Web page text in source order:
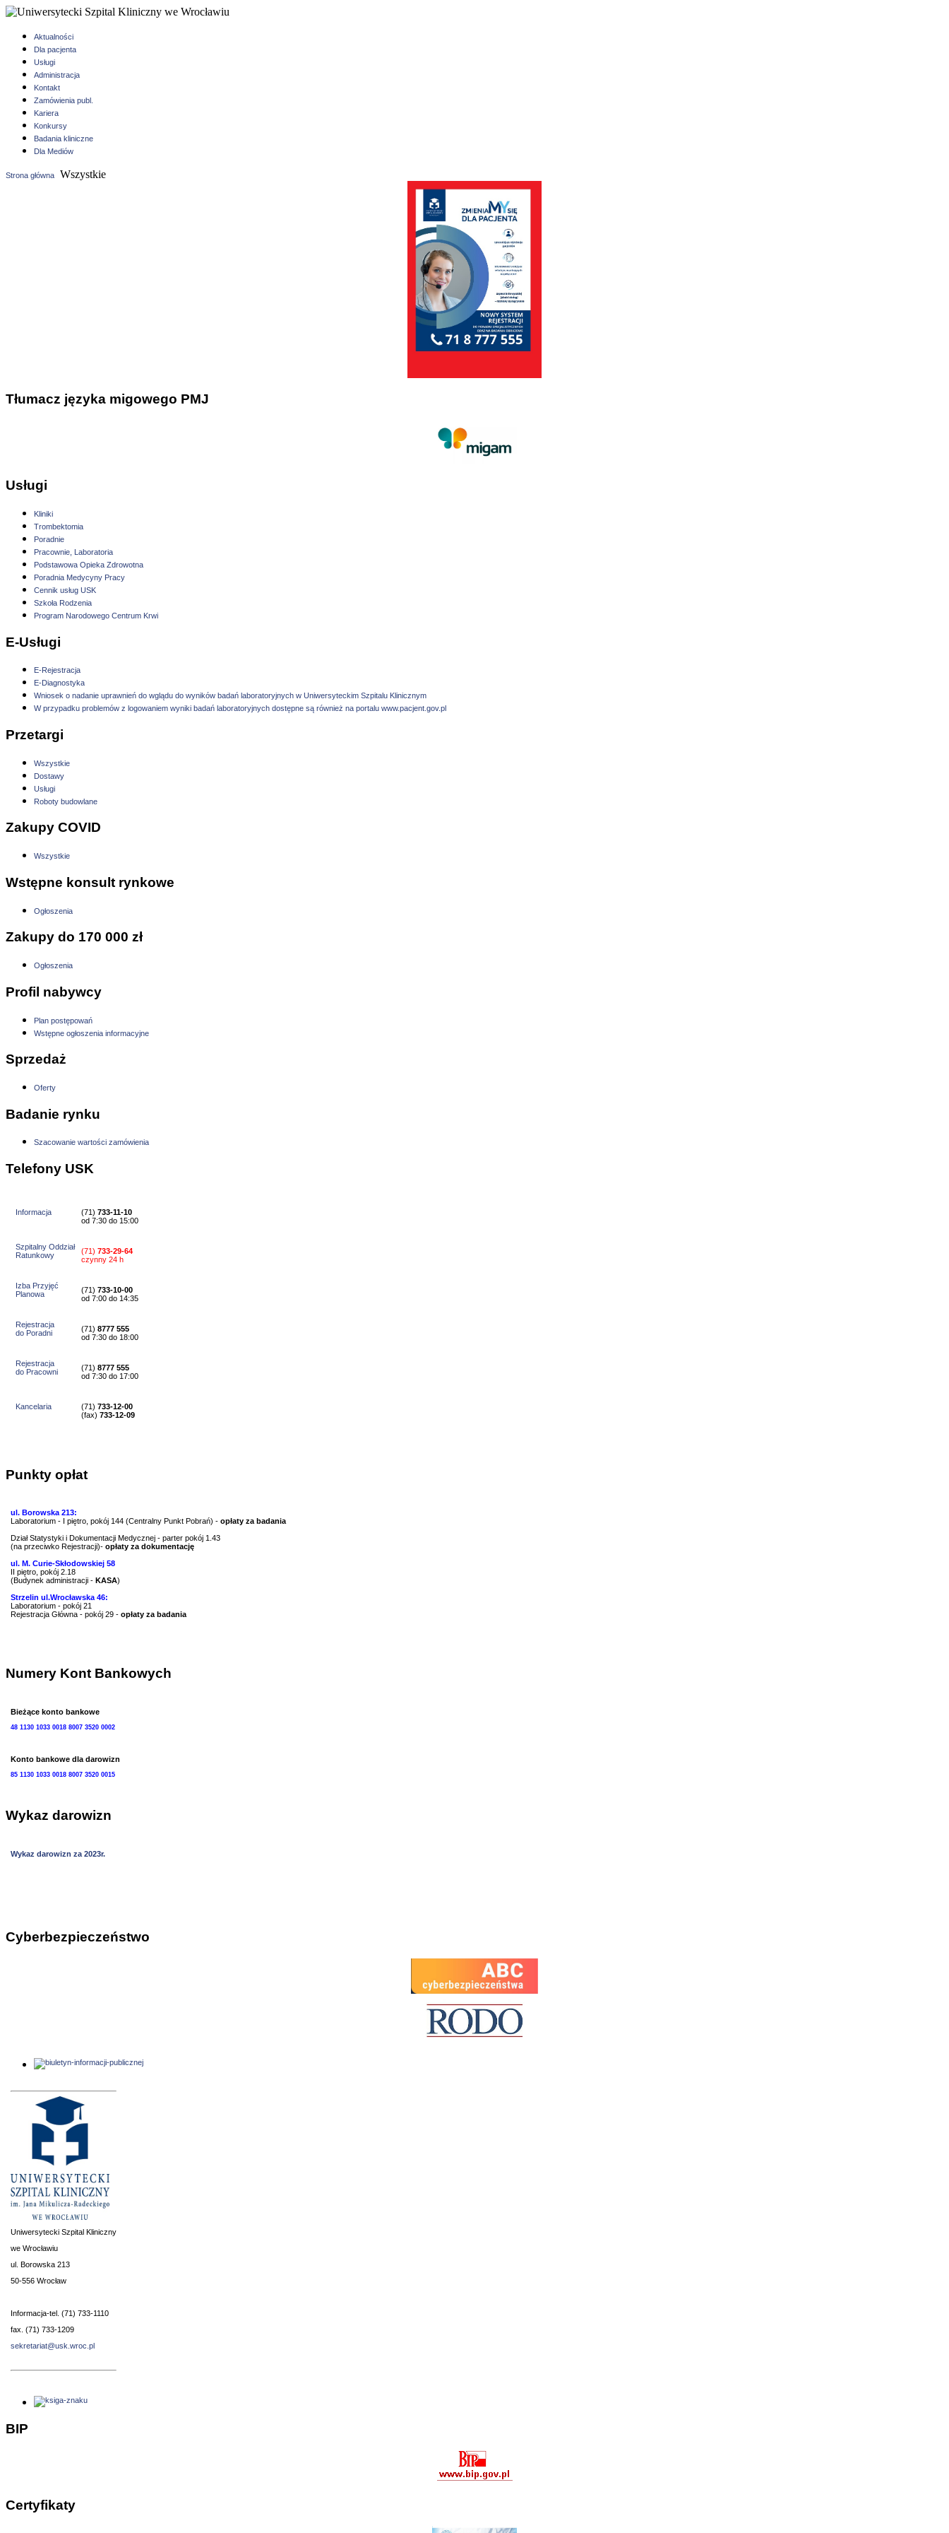
Aktualności
Dla pacjenta
Usługi
Administracja
Kontakt
Zamówienia publ.
Kariera
Konkursy
Badania kliniczne
Dla Mediów
Strona główna Wszystkie
Tłumacz języka migowego PMJ
Usługi
Kliniki
Trombektomia
Poradnie
Pracownie, Laboratoria
Podstawowa Opieka Zdrowotna
Poradnia Medycyny Pracy
Cennik usług USK
Szkoła Rodzenia
Program Narodowego Centrum Krwi
E-Usługi
E-Rejestracja
E-Diagnostyka
Wniosek o nadanie uprawnień do wglądu do wyników badań laboratoryjnych w Uniwersyteckim Szpitalu Klinicznym
W przypadku problemów z logowaniem wyniki badań laboratoryjnych dostępne są również na portalu www.pacjent.gov.pl
Przetargi
Wszystkie
Dostawy
Usługi
Roboty budowlane
Zakupy COVID
Wszystkie
Wstępne konsult rynkowe
Ogłoszenia
Zakupy do 170 000 zł
Ogłoszenia
Profil nabywcy
Plan postępowań
Wstępne ogłoszenia informacyjne
Sprzedaż
Oferty
Badanie rynku
Szacowanie wartości zamówienia
Telefony USK
Informacja (71) 733-11-10
od 7:30 do 15:00
Szpitalny Oddział
Ratunkowy
(71) 733-29-64
czynny 24 h
Izba Przyjęć
Planowa
(71) 733-10-00
od 7:00 do 14:35
Rejestracja
do Poradni
(71) 8777 555
od 7:30 do 18:00
Rejestracja
do Pracowni
(71) 8777 555
od 7:30 do 17:00
Kancelaria (71) 733-12-00
(fax) 733-12-09
Punkty opłat
ul. Borowska 213:
Laboratorium - I piętro, pokój 144 (Centralny Punkt Pobrań) - opłaty za badania
Dział Statystyki i Dokumentacji Medycznej - parter pokój 1.43
(na przeciwko Rejestracji)- opłaty za dokumentację
ul. M. Curie-Skłodowskiej 58
II piętro, pokój 2.18
(Budynek administracji - KASA)
Strzelin ul.Wrocławska 46:
Laboratorium - pokój 21
Rejestracja Główna - pokój 29 - opłaty za badania
Numery Kont Bankowych
Bieżące konto bankowe
48 1130 1033 0018 8007 3520 0002
Konto bankowe dla darowizn
85 1130 1033 0018 8007 3520 0015
Wykaz darowizn
Wykaz darowizn za 2023r.
Cyberbezpieczeństwo
Uniwersytecki Szpital Kliniczny
we Wrocławiu
ul. Borowska 213
50-556 Wrocław
Informacja-tel. (71) 733-1110
fax. (71) 733-1209
sekretariat@usk.wroc.pl
BIP
Certyfikaty